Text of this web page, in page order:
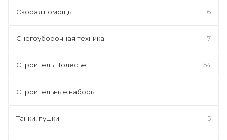
Скорая помощь 6
Снегоуборочная техника 7
Строитель Полесье 54
Строительные наборы 1
Танки, пушки 5